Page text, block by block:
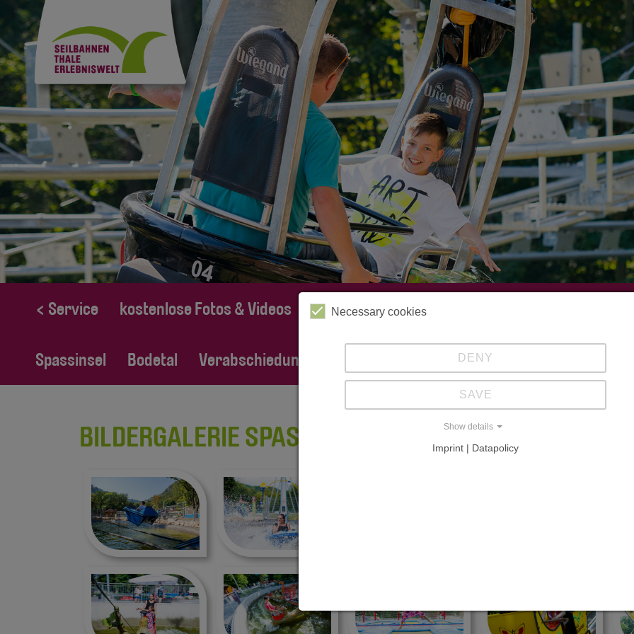
< Service kostenlose Fotos & Videos Videos Kabinenbahn
Spassinsel Bodetal Verabschiedung Familie Tietz
BILDERGALERIE SPASSINSEL
Necessary cookies
DENY
SAVE
Show details
Imprint | Datapolicy